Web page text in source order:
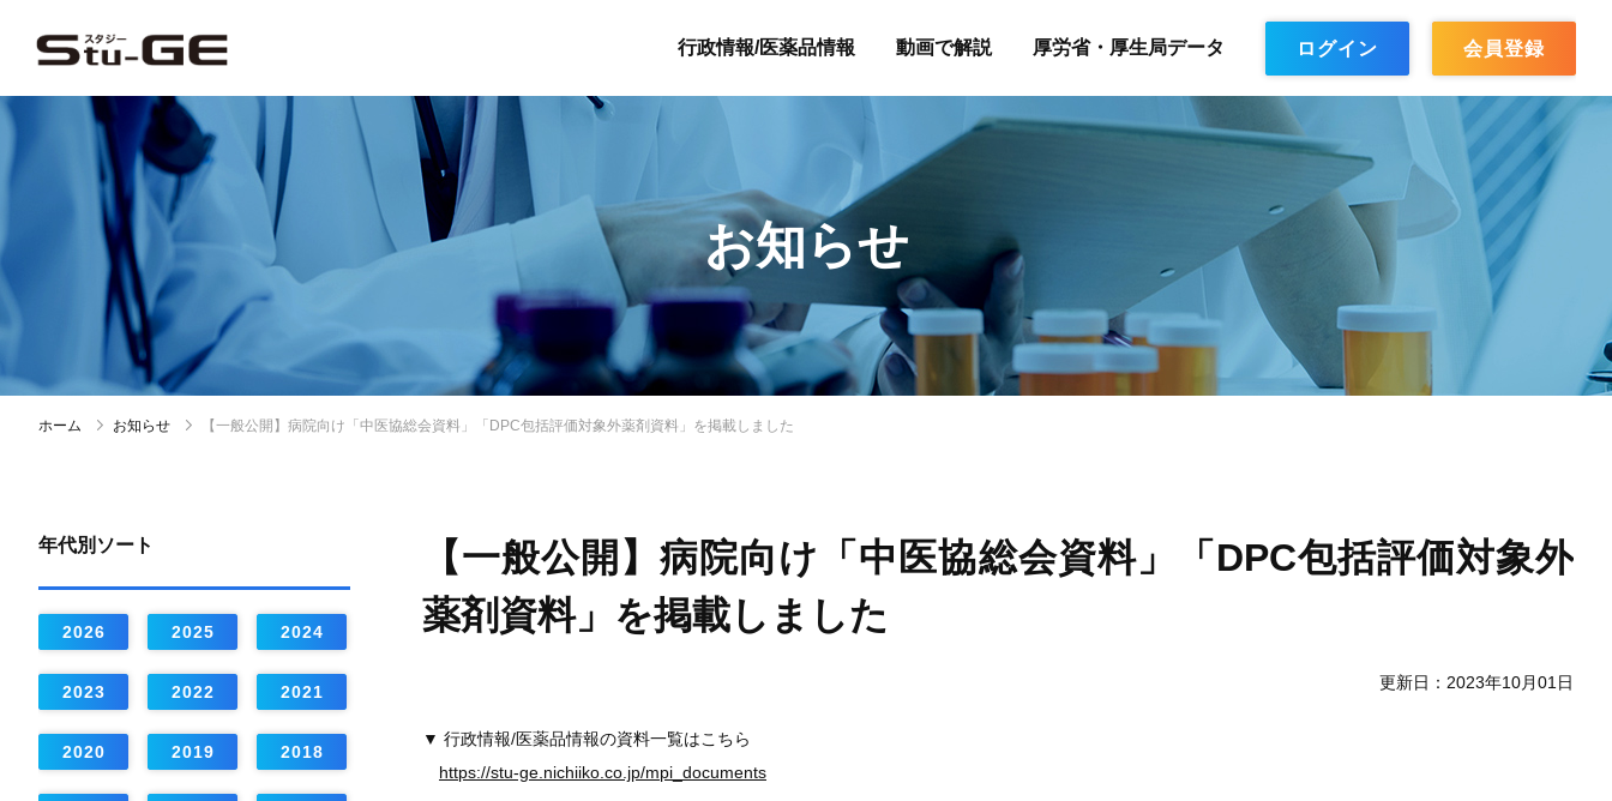
行政情報/医薬品情報 動画で解説 厚労省・厚生局データ ログイン 会員登録
お知らせ
ホーム お知らせ 【一般公開】病院向け「中医協総会資料」「DPC包括評価対象外薬剤資料」を掲載しました
【一般公開】病院向け「中医協総会資料」「DPC包括評価対象外
薬剤資料」を掲載しました
更新日：2023年10月01日
▼ 行政情報/医薬品情報の資料一覧はこちら
https://stu-ge.nichiiko.co.jp/mpi_documents
年代別ソート
2026 2025 2024
2023 2022 2021
2020 2019 2018